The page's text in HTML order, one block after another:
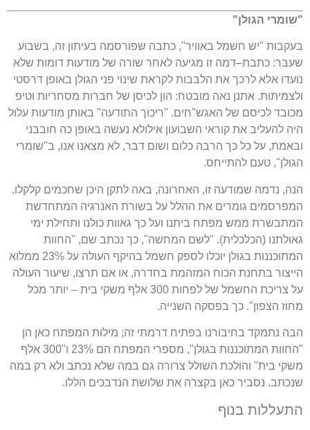
"שומרי הגולן"
בעקבות "יש חשמל באוויר", כתבה שפורסמה בעיתון זה, בשבוע
שעבר: כתבת–דמה זו מגיעה לאחר שורה של מודעות דומות שלא
נועדו אלא לרכך את הלבבות לקראת שינוי פני הגולן באופן דרסטי
ולצמיתות. אתנן נאה מובטח: הון לכיסן של חברות מסחריות וטיפ
מכובד לכיסם של האגש"חים. "ריכוך התודעה" באותן מודעות עלול
היה להעליב את קוראי השבועון אילולא נעשה באופן כה חובבני
ובאמת, על כל כך הרבה כלום ושום דבר, לא מצאנו אנו, ב"שומרי
הגולן", טעם להתייחס.
הנה, נדמה שמודעה זו, האחרונה, באה לתקן היכן שחכמים קלקלו.
המפרסמים גומרים את ההלל על בשורת האנרגיה המתחדשת
המתבשרת ממש מפתח ביתנו ועל כך גאוות כולנו ותחילת ימי
גאולתנו (הכלכלית). "לשם המחשה", כך נכתב שם, "החוות
המתוכננות בגולן יוכלו לספק חשמל בהיקף העולה על
ממלוא
הייצור בתחנת הכוח המזהמת בחדרה, או אם תרצו, שיעור העולה
על צריכת החשמל של לפחות
אלף משקי בית – יותר מכל
מחוז הצפון". כך בפסקה השנייה.
הבה נתמקד בחיבורנו בפתיח דרמתי זה; מילות המפתח כאן הן
"החוות המתוכננות בגולן", מספרי המפתח הם ו"300
אלף
משקי בית" והולכת השולל צרורה גם במה שלא נכתב ולא רק במה
שנכתב. נסביר כאן בקצרה את שלושת הנדבכים הללו.
התעללות בנוף